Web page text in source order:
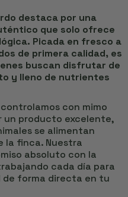
destaca por una
que solo ofrece
Picada en fresco a
de primera calidad, es
buscan disfrutar de
y lleno de nutrientes
con mimo
producto excelente,
se alimentan
la finca. Nuestra
absoluto con la
cada día para
forma directa en tu